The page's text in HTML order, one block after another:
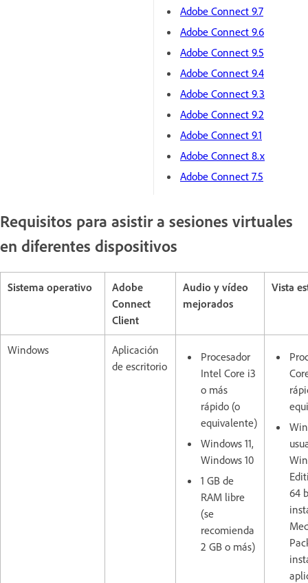
Adobe Connect 9.7
Adobe Connect 9.6
Adobe Connect 9.5
Adobe Connect 9.4
Adobe Connect 9.3
Adobe Connect 9.2
Adobe Connect 9.1
Adobe Connect 8.x
Adobe Connect 7.5
Requisitos para asistir a sesiones virtuales
en diferentes dispositivos
Sistema operativo
Adobe
Connect
Client
Audio y vídeo
mejorados
Vista
Windows
Aplicación
de escritorio
Procesador
Intel Core i3
o más
rápido (o
equivalente)
Windows 11,
Windows 10
1 GB de
RAM libre
(se
recomienda
2 GB o más)
64